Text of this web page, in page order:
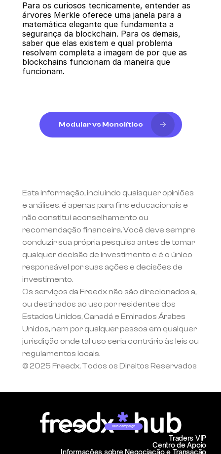
Para os curiosos tecnicamente, entender as
árvores Merkle oferece uma janela para a
matemática elegante que fundamenta a
segurança da blockchain. Para os demais,
saber que elas existem e qual problema
resolvem completa a imagem de por que as
blockchains funcionam da maneira que
funcionam.
Modular vs Monolítico
Esta informação, incluindo quaisquer opiniões
e análises, é apenas para fins educacionais e
não constitui aconselhamento ou
recomendação financeira. Você deve sempre
conduzir sua própria pesquisa antes de tomar
qualquer decisão de investimento e é o único
responsável por suas ações e decisões de
investimento.
Os serviços da Freedx não são direcionados a,
ou destinados ao uso por residentes dos
Estados Unidos, Canadá e Emirados Árabes
Unidos, nem por qualquer pessoa em qualquer
jurisdição onde tal uso seria contrário às leis ou
regulamentos locais.
© 2025 Freedx, Todos os Direitos Reservados
Join campaign
Centro de Apoio
Informações sobre Negociação e Transação
Traders VIP